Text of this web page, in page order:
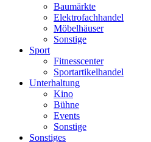
Baumärkte
Elektrofachhandel
Möbelhäuser
Sonstige
Sport
Fitnesscenter
Sportartikelhandel
Unterhaltung
Kino
Bühne
Events
Sonstige
Sonstiges